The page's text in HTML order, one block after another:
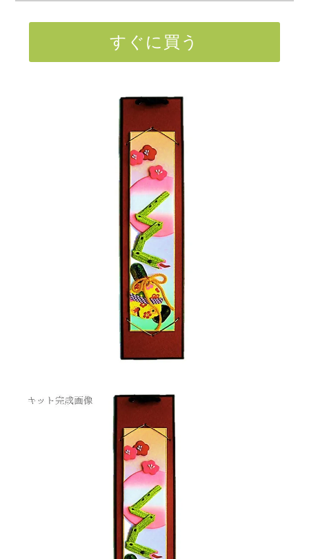
すぐに買う